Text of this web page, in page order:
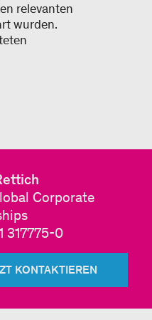
relevanten
wurden.
Corporate
317775-0
KONTAKTIEREN